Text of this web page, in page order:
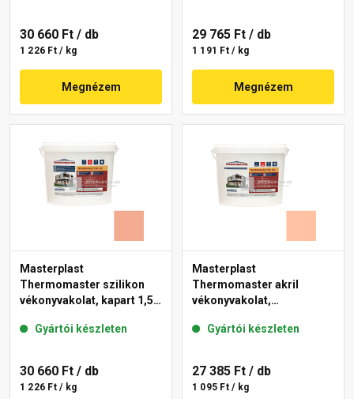
30 660 Ft / db
1 226 Ft / kg
Megnézem
29 765 Ft / db
1 191 Ft / kg
Megnézem
Masterplast
Thermomaster szilikon
vékonyvakolat, kapart 1,5
Gyártói készleten
30 660 Ft / db
1 226 Ft / kg
Masterplast
Thermomaster akril
vékonyvakolat,
15-D 25 kg
Gyártói készleten
27 385 Ft / db
1 095 Ft / kg